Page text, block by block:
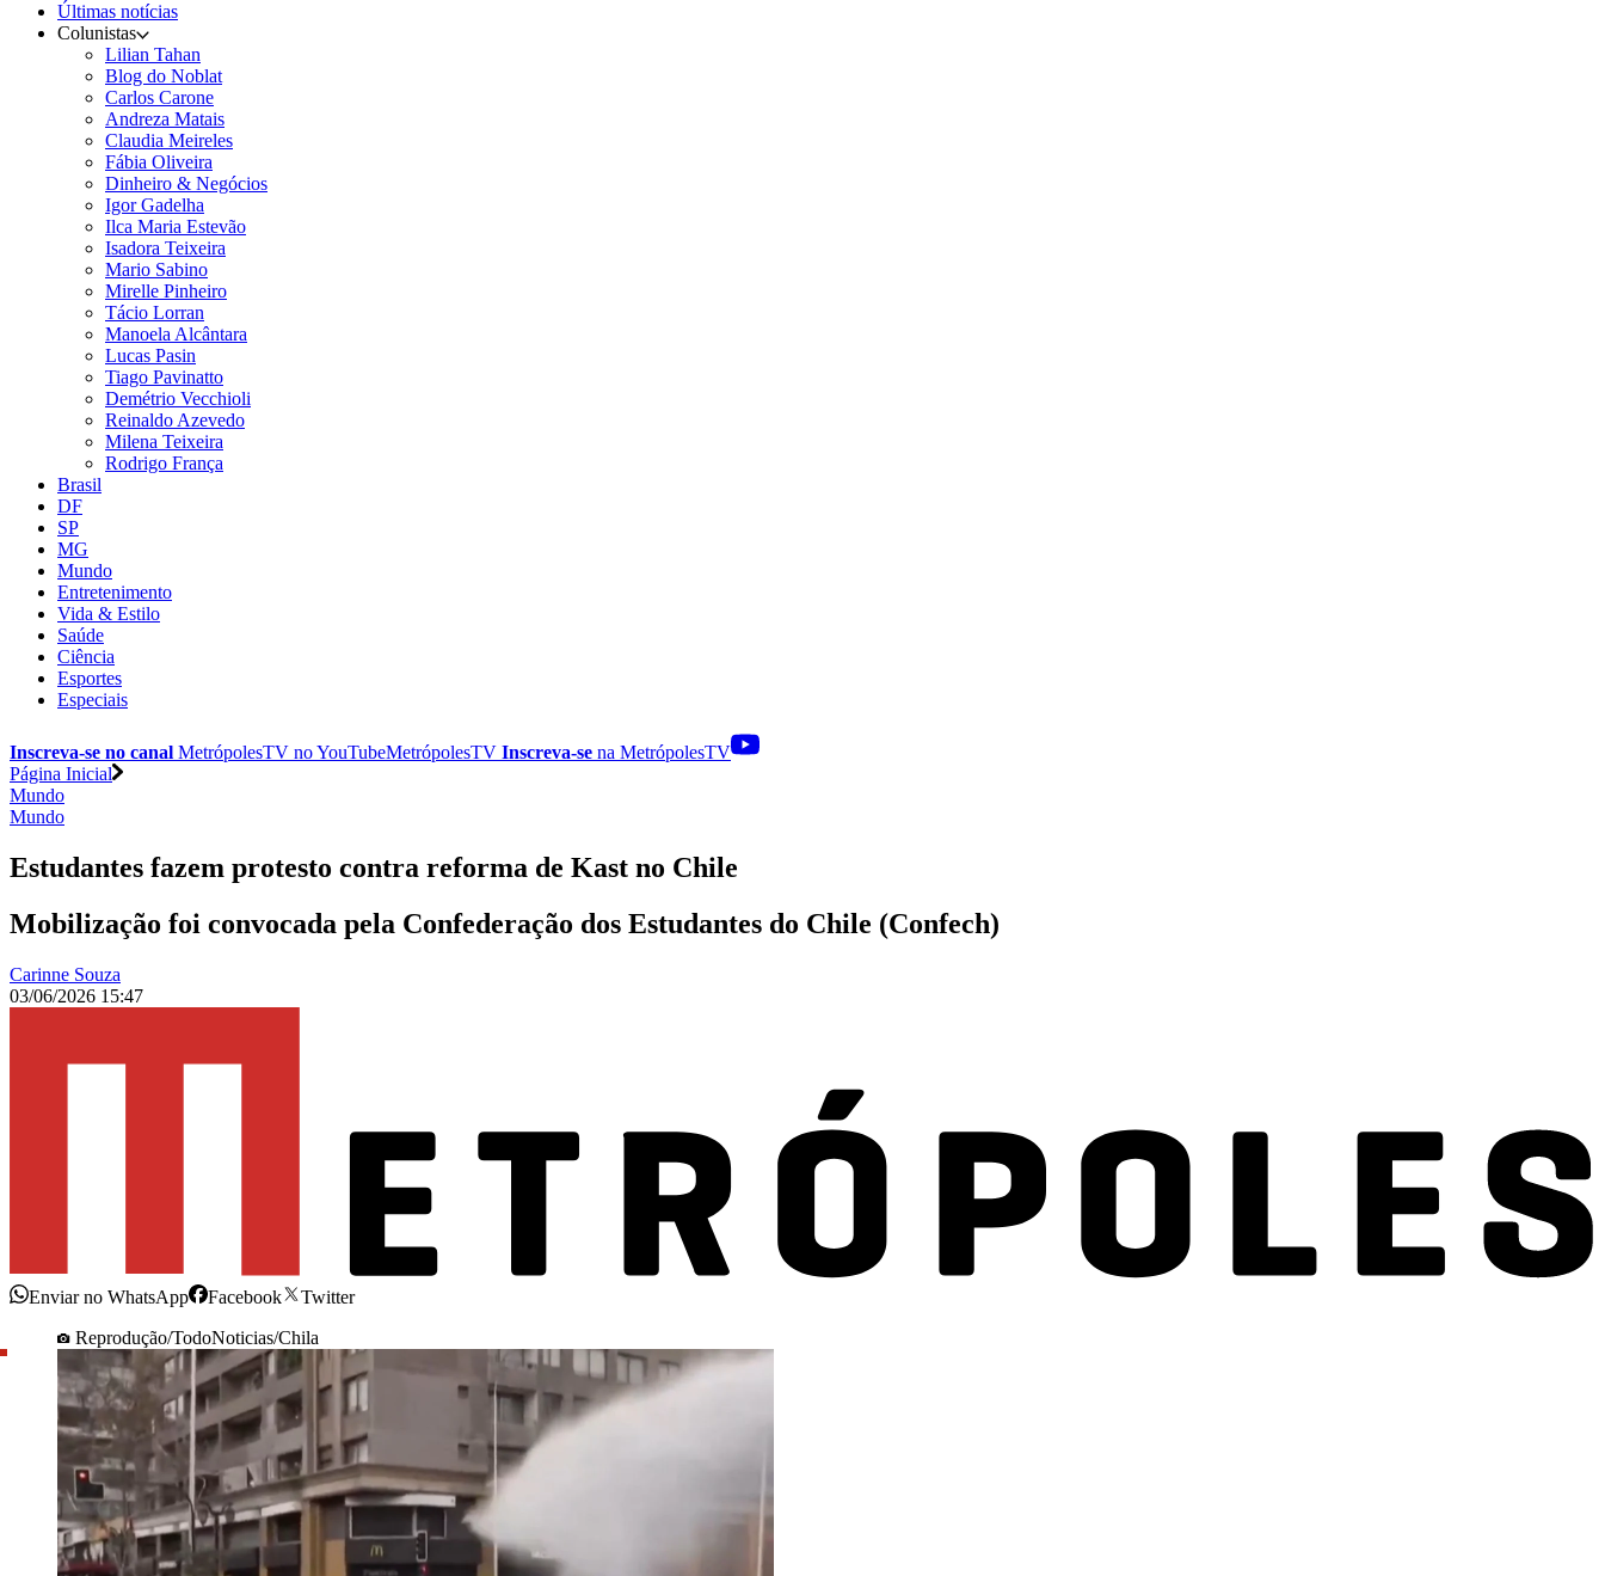
Últimas notícias
Colunistas
Lilian Tahan
Blog do Noblat
Carlos Carone
Andreza Matais
Claudia Meireles
Fábia Oliveira
Dinheiro & Negócios
Igor Gadelha
Ilca Maria Estevão
Isadora Teixeira
Mario Sabino
Mirelle Pinheiro
Tácio Lorran
Manoela Alcântara
Lucas Pasin
Tiago Pavinatto
Demétrio Vecchioli
Reinaldo Azevedo
Milena Teixeira
Rodrigo França
Brasil
DF
SP
MG
Mundo
Entretenimento
Vida & Estilo
Saúde
Ciência
Esportes
Especiais
Inscreva-se no canal MetrópolesTV noYouTubeMetrópolesTV Inscreva-se na MetrópolesTV
Página Inicial
Mundo
Mundo
Estudantes fazem protesto contra reforma de Kast no Chile
Mobilização foi convocada pela Confederação dos Estudantes do Chile (Confech)
Carinne Souza
03/06/2026 15:47
Enviar no WhatsApp Facebook
Twitter
Reprodução/TodoNoticias/Chila